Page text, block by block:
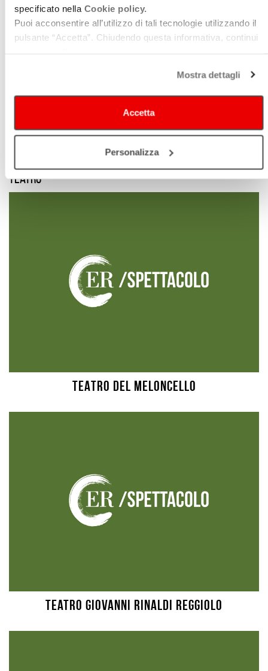
specificato nella Cookie policy.
Puoi acconsentire all’utilizzo di tali tecnologie utilizzando il
pulsante “Accetta”. Chiudendo questa informativa, continui
Mostra dettagli
Accetta
Personalizza
TEATRO COMUNALE ROLANDO RICCI
Teatro
TEATRO DEL MELONCELLO
Teatro Giovanni Rinaldi Reggiolo